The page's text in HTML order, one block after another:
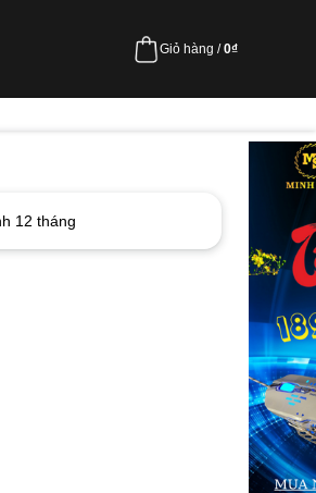
Giỏ hàng /0₫
12 tháng